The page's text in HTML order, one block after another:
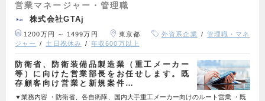
営業マネージャー・管理職
株式会社GTAj
1200万円 ～ 1499万円 東京都 外資系企業
管理職・マネ
ジャー
土日祝休み 年収600万以上
防衛省、防衛装備品製造業（重工メーカー
等）に向けた営業部長をお任せします。既
存顧客向け営業と新規案件…
▼業務内容 ・防衛省、各自衛隊、国内大手重工メーカー向けのルート営業 ・既